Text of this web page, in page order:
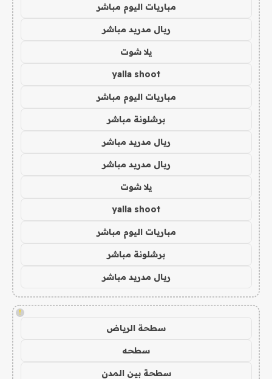
مباريات اليوم مباشر
ريال مدريد مباشر
يلا شوت
yalla shoot
مباريات اليوم مباشر
برشلونة مباشر
ريال مدريد مباشر
ريال مدريد مباشر
يلا شوت
yalla shoot
مباريات اليوم مباشر
برشلونة مباشر
ريال مدريد مباشر
!
سطحة الرياض
سطحه
سطحة بين المدن